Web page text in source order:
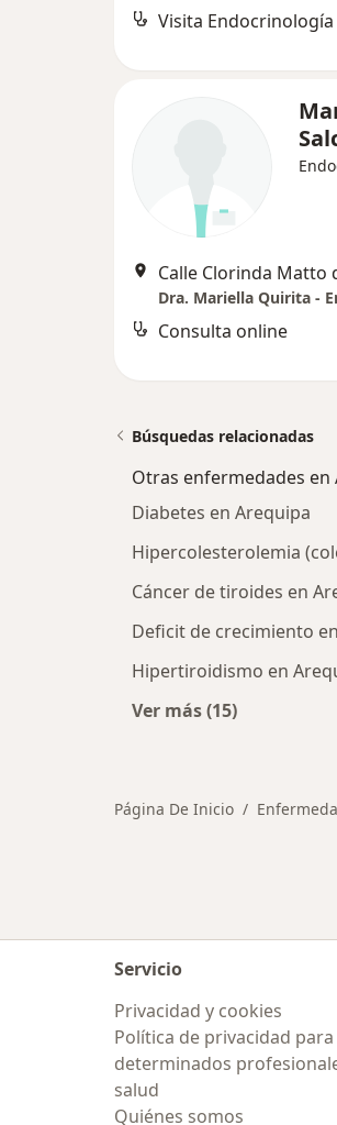
Visita Endocrinología
Dra. Mariella Quirita -
Consulta online
Búsquedas relacionadas
Otras enfermedades en
Diabetes en Arequipa
Hipercolesterolemia
Cáncer de tiroides en
Deficit de crecimiento
Hipertiroidismo en
Ver más (15)
Página De Inicio
Servicio
Privacidad y cookies
Política de privacidad para
determinados
salud
Quiénes somos